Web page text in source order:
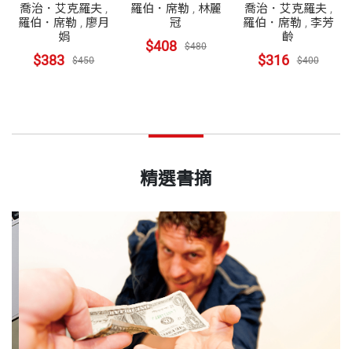
喬治．艾克羅夫 ,
羅伯．席勒 ,廖月
娟
$383 $450
羅伯．席勒 , 林麗
冠
$408 $480
喬治．艾克羅夫 ,
羅伯．席勒 , 李芳
齡
$316 $400
精選書摘